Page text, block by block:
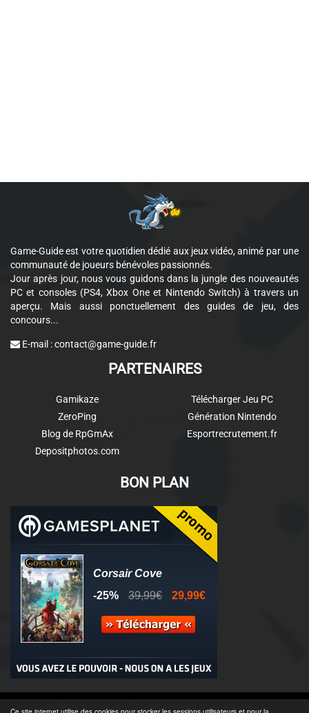
Game-Guide est votre quotidien dédié aux jeux vidéo, animé par une
communauté de joueurs bénévoles passionnés.
Jour après jour, nous vous guidons dans la jungle des nouveautés
PC et consoles (PS4, Xbox One et Nintendo Switch) à travers un
aperçu. Mais aussi ponctuellement des guides de jeu, des
concours...
E-mail :contact@game-guide.fr
PARTENAIRES
Gamikaze
ZeroPing
Blog de RpGmAx
Depositphotos.com
Télécharger Jeu PC
Génération Nintendo
Esportrecrutement.fr
BON PLAN